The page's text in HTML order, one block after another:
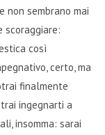
non sembrano mai
scoraggiare:
così
certo, ma
finalmente
ingegnarti a
insomma: sarai